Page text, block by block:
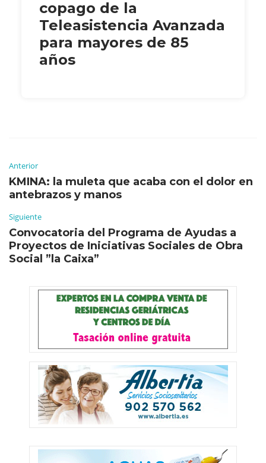
copago de la
Teleasistencia Avanzada
para mayores de 85
años
Anterior
KMINA: la muleta que acaba con el dolor en
antebrazos y manos
Siguiente
Convocatoria del Programa de Ayudas a
Proyectos de Iniciativas Sociales de Obra
Social ”la Caixa”